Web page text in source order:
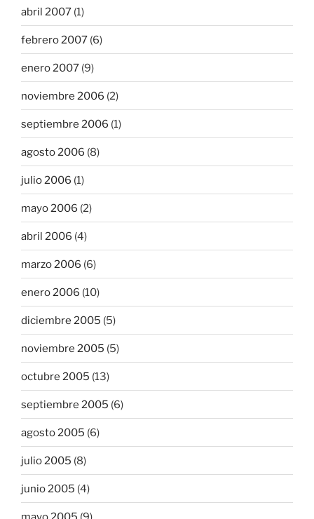
abril 2007 (1)
febrero 2007 (6)
enero 2007 (9)
noviembre 2006 (2)
septiembre 2006 (1)
agosto 2006 (8)
julio 2006 (1)
mayo 2006 (2)
abril 2006 (4)
marzo 2006 (6)
enero 2006 (10)
diciembre 2005 (5)
noviembre 2005 (5)
octubre 2005 (13)
septiembre 2005 (6)
agosto 2005 (6)
julio 2005 (8)
junio 2005 (4)